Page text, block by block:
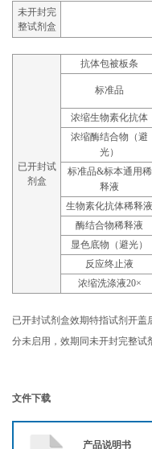
未开封完
整试剂盒
已开封试
剂盒
抗体包被板条
标准品
浓缩生物素化抗体
浓缩酶结合物（避
光）
标准品&标本通用稀
释液
生物素化抗体稀释液
酶结合物稀释液
显色底物（避光）
反应终止液
浓缩洗涤液20×
已开封试剂盒效期特指试剂开
分未启用，效期同未开封完整试
文件下载
产品说明书